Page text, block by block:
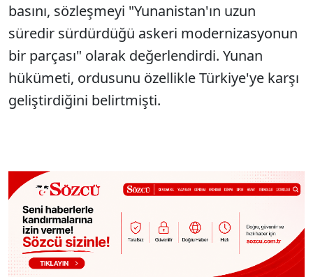
basını, sözleşmeyi "Yunanistan'ın uzun
süredir sürdürdüğü askeri modernizasyonun
bir parçası" olarak değerlendirdi. Yunan
hükümeti, ordusunu özellikle Türkiye'ye karşı
geliştirdiğini belirtmişti.